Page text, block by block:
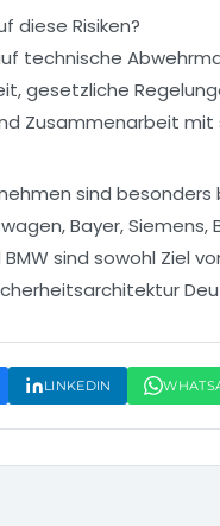
diese Risiken?
technische
gesetzliche
Zusammenarbeit mit
sind
Bayer, Siemens,
sind sowohl Ziel
LINKEDIN